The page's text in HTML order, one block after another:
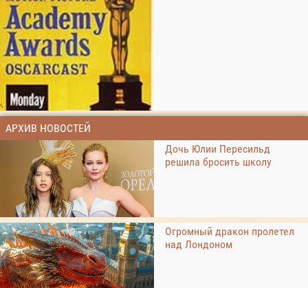
АРХИВ НОВОСТЕЙ
Дочь Юлии Пересильд
решила бросить школу
Огромный дракон пролетел
над Лондоном